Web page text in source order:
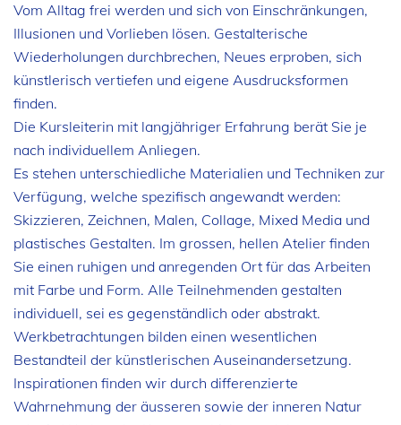
Vom Alltag frei werden und sich von Einschränkungen,
Illusionen und Vorlieben lösen. Gestalterische
Wiederholungen durchbrechen, Neues erproben, sich
künstlerisch vertiefen und eigene Ausdrucksformen
finden.
Die Kursleiterin mit langjähriger Erfahrung berät Sie je
nach individuellem Anliegen.
Es stehen unterschiedliche Materialien und Techniken zur
Verfügung, welche spezifisch angewandt werden:
Skizzieren, Zeichnen, Malen, Collage, Mixed Media und
plastisches Gestalten. Im grossen, hellen Atelier finden
Sie einen ruhigen und anregenden Ort für das Arbeiten
mit Farbe und Form. Alle Teilnehmenden gestalten
individuell, sei es gegenständlich oder abstrakt.
Werkbetrachtungen bilden einen wesentlichen
Bestandteil der künstler­ischen Auseinandersetzung.
Inspirationen finden wir durch differenzierte
Wahrnehmung der äusseren sowie der inneren Natur